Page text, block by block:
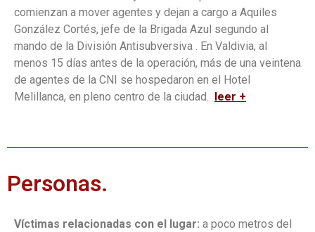
comienzan a mover agentes y dejan a cargo a Aquiles
González Cortés, jefe de la Brigada Azul segundo al
mando de la División Antisubversiva . En Valdivia, al
menos 15 días antes de la operación, más de una veintena
de agentes de la CNI se hospedaron en el Hotel
Melillanca, en pleno centro de la ciudad. leer +
Personas.
Víctimas relacionadas con el lugar: a poco metros del